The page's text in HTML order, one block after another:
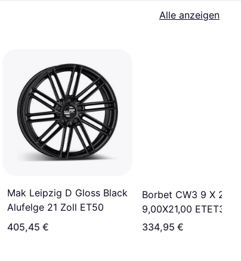
Alle anzeigen
Mak Leipzig D Gloss Black
Alufelge 21 Zoll ET50
405,45 €
Borbet CW3 9 X 21
9,00X21,00 ETET35
LK5X114
334,95 €